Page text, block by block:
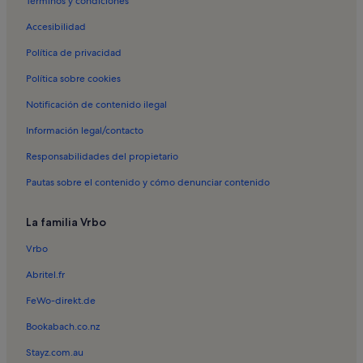
Accesibilidad
Política de privacidad
Política sobre cookies
Notificación de contenido ilegal
Información legal/contacto
Responsabilidades del propietario
Pautas sobre el contenido y cómo denunciar contenido
La familia Vrbo
Vrbo
Abritel.fr
FeWo-direkt.de
Bookabach.co.nz
Stayz.com.au